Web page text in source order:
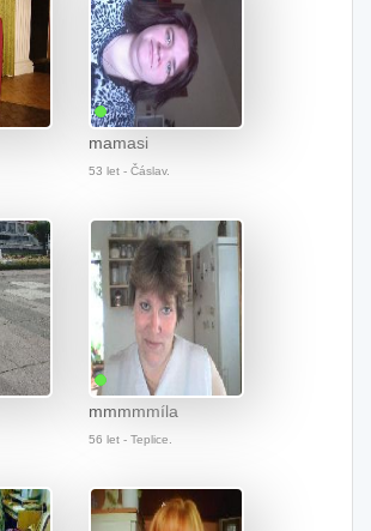
mamasi
53 let - Čáslav.
mmmmmíla
56 let - Teplice.